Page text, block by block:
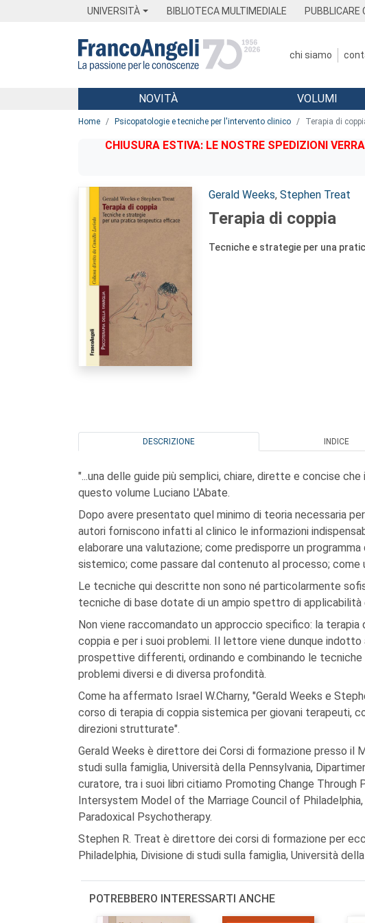
UNIVERSITÀ BIBLIOTECA MULTIMEDIALE PUBBLICARE
chi siamo
Menu
NOVITÀ VOLUMI
Home Psicopatologie e tecniche per l'intervento clinico Terapia di
CHIUSURA ESTIVA: LE NOSTRE SPEDIZIONI
Autori:
Gerald Weeks, Stephen Treat
Terapia di coppia
Tecniche e strategie per una
DESCRIZIONE INDICE
"...una delle guide più semplici, chiare, dirette e concise
questo volume Luciano L'Abate.
Dopo avere presentato quel minimo di teoria necessaria
autori forniscono infatti al clinico le informazioni
elaborare una valutazione; come predisporre un
sistemico; come passare dal contenuto al processo; come
Le tecniche qui descritte non sono né particolarmente
tecniche di base dotate di un ampio spettro di applicabilità
Non viene raccomandato un approccio specifico: la
coppia e per i suoi problemi. Il lettore viene dunque
prospettive differenti, ordinando e combinando le
problemi diversi e di diversa profondità.
Come ha affermato Israel W.Charny, "Gerald Weeks e
corso di terapia di coppia sistemica per giovani terapeuti,
direzioni strutturate".
Gerald Weeks è direttore dei Corsi di formazione presso il
studi sulla famiglia, Università della Pennsylvania,
curatore, tra i suoi libri citiamo Promoting Change Through
Intersystem Model of the Marriage Council of
Paradoxical Psychotherapy.
Stephen R. Treat è direttore dei corsi di formazione per
Philadelphia, Divisione di studi sulla famiglia, Università
POTREBBERO INTERESSARTI ANCHE